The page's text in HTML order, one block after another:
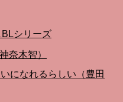
BLシリーズ
奈木智）
になれるらしい（豊田